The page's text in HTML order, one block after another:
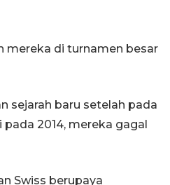
mereka di turnamen besar
sejarah baru setelah pada
2014, mereka gagal
Swiss berupaya